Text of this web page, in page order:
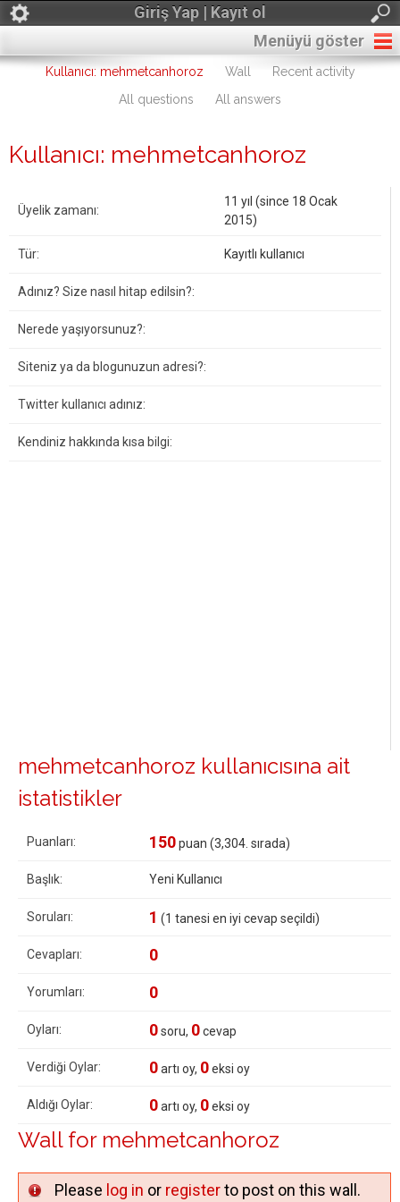
Giriş Yap | Kayıt ol
Menüyü göster
Kullanıcı: mehmetcanhoroz Wall
Recent activity
All questions
All answers
Kullanıcı: mehmetcanhoroz
Üyelik zamanı:
11 yıl (since 18 Ocak
2015)
Tür: Kayıtlı kullanıcı
Adınız? Size nasıl hitap edilsin?:
Nerede yaşıyorsunuz?:
Siteniz ya da blogunuzun adresi?:
Twitter kullanıcı adınız:
Kendiniz hakkında kısa bilgi:
mehmetcanhoroz kullanıcısına ait
istatistikler
Puanları: 150puan (3,304 . sırada)
Başlık: Yeni Kullanıcı
Soruları: 1 (1 tanesi en iyi cevap seçildi)
Cevapları: 0
Yorumları: 0
Oyları: 0soru, 0cevap
Verdiği Oylar: 0artı oy, 0eksi oy
Aldığı Oylar: 0artı oy, 0eksi oy
Wall for mehmetcanhoroz
Please log in or registerto post on this wall.